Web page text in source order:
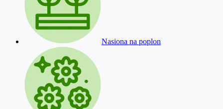
Nasiona na poplon